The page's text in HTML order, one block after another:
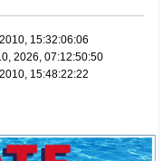
15:32:06:06
2026, 07:12:50:50
15:48:22:22